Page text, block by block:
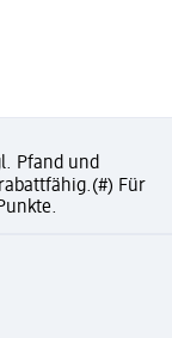
Pfand und
(#) Für